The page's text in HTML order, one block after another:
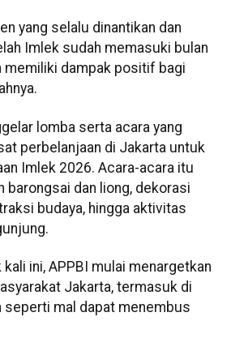
yang selalu dinantikan dan
Imlek sudah memasuki bulan
memiliki dampak positif bagi
lomba serta acara yang
perbelanjaan di Jakarta untuk
Imlek 2026. Acara-acara itu
dan liong, dekorasi
budaya, hingga aktivitas
ini, APPBI mulai menargetkan
Jakarta, termasuk di
seperti mal dapat menembus